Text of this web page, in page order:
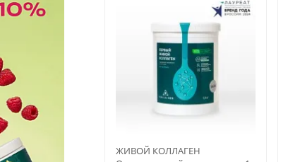
ЖИВОЙ КОЛЛАГЕН